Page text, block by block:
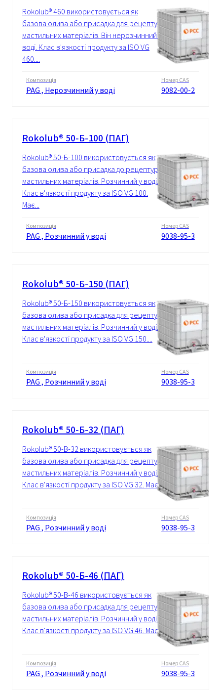
Rokolub® 460 використовується як
базова олива або присадка для рецептур
мастильних матеріалів. Він нерозчинний у
воді. Клас в'язкості продукту за ISO VG
460....
Композиція
PAG , Нерозчинний у воді
Номер CAS
9082-00-2
Rokolub® 50-Б-100 (ПАГ)
Rokolub® 50-Б-100 використовується як
базова олива або присадка до рецептур
мастильних матеріалів. Розчинний у воді.
Клас в'язкості продукту за ISO VG 100.
Має...
Композиція
PAG , Розчинний у воді
Номер CAS
9038-95-3
Rokolub® 50-Б-150 (ПАГ)
Rokolub® 50-Б-150 використовується як
базова олива або присадка для рецептур
мастильних матеріалів. Розчинний у воді.
Клас в'язкості продукту за ISO VG 150....
Композиція
PAG , Розчинний у воді
Номер CAS
9038-95-3
Rokolub® 50-Б-32 (ПАГ)
Rokolub® 50-B-32 використовується як
базова олива або присадка для рецептур
мастильних матеріалів. Розчинний у воді.
Клас в'язкості продукту за ISO VG 32. Має...
Композиція
PAG , Розчинний у воді
Номер CAS
9038-95-3
Rokolub® 50-Б-46 (ПАГ)
Rokolub® 50-B-46 використовується як
базова олива або присадка для рецептур
мастильних матеріалів. Розчинний у воді.
Клас в'язкості продукту за ISO VG 46. Має...
Композиція
PAG , Розчинний у воді
Номер CAS
9038-95-3